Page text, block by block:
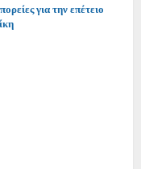
για την επέτειο